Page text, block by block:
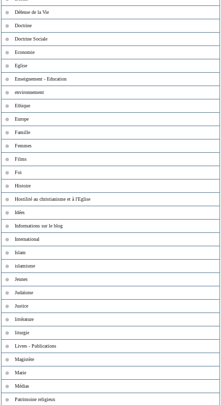
Défense de la Vie
Doctrine
Doctrine Sociale
Economie
Eglise
Enseignement - Education
environnement
Ethique
Europe
Famille
Femmes
Films
Foi
Histoire
Hostilité au christianisme et à l'Eglise
Idées
Informations sur le blog
International
Islam
islamisme
Jeunes
Judaïsme
Justice
littérature
liturgie
Livres - Publications
Magistère
Marie
Médias
Patrimoine religieux